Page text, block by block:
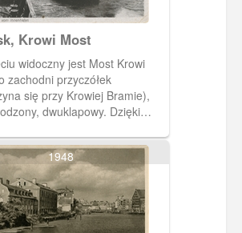
Gdańsk, Krowi Most
widoczny jest Most Krowi
zachodni przyczółek
się przy Krowiej Bramie),
dwuklapowy. Dzięki
przęseł mostu, co
żeglugę Starą Motławą
jednostkom pływającym.
planie holownik.
1948